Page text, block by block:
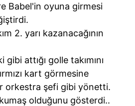
Babel'in oyuna girmesi
2. yarı kazanacağının
attığı golle takımını
kart görmesine
orkestra şefi gibi yönetti.
olduğunu gösterdi..